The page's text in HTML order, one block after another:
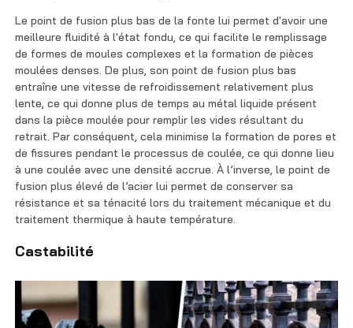
Le point de fusion plus bas de la fonte lui permet d'avoir une
meilleure fluidité à l'état fondu, ce qui facilite le remplissage
de formes de moules complexes et la formation de pièces
moulées denses. De plus, son point de fusion plus bas
entraîne une vitesse de refroidissement relativement plus
lente, ce qui donne plus de temps au métal liquide présent
dans la pièce moulée pour remplir les vides résultant du
retrait. Par conséquent, cela minimise la formation de pores et
de fissures pendant le processus de coulée, ce qui donne lieu
à une coulée avec une densité accrue. À l’inverse, le point de
fusion plus élevé de l’acier lui permet de conserver sa
résistance et sa ténacité lors du traitement mécanique et du
traitement thermique à haute température.
Castabilité